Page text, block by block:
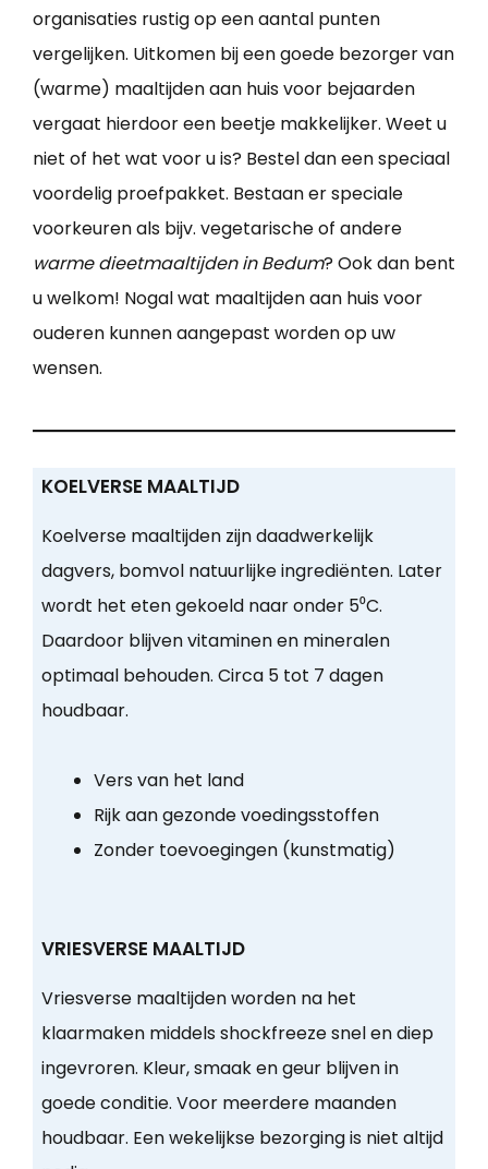
organisaties rustig op een aantal punten
vergelijken. Uitkomen bij een goede bezorger van
(warme) maaltijden aan huis voor bejaarden
vergaat hierdoor een beetje makkelijker. Weet u
niet of het wat voor u is? Bestel dan een speciaal
voordelig proefpakket. Bestaan er speciale
voorkeuren als bijv. vegetarische of andere
warme dieetmaaltijden in Bedum? Ook dan bent
u welkom! Nogal wat maaltijden aan huis voor
ouderen kunnen aangepast worden op uw
wensen.
KOELVERSE MAALTIJD
Koelverse maaltijden zijn daadwerkelijk
dagvers, bomvol natuurlijke ingrediënten. Later
wordt het eten gekoeld naar onder 5⁰C.
Daardoor blijven vitaminen en mineralen
optimaal behouden. Circa 5 tot 7 dagen
houdbaar.
Vers van het land
Rijk aan gezonde voedingsstoffen
Zonder toevoegingen (kunstmatig)
VRIESVERSE MAALTIJD
Vriesverse maaltijden worden na het
klaarmaken middels shockfreeze snel en diep
ingevroren. Kleur, smaak en geur blijven in
goede conditie. Voor meerdere maanden
houdbaar. Een wekelijkse bezorging is niet altijd